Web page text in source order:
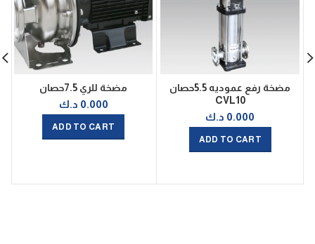
مضخة رفع عموديه 5.5حصان
CVL10
0.000 د.ك
ADD TO CART
مضخة للري 7.5حصان
0.000 د.ك
ADD TO CART